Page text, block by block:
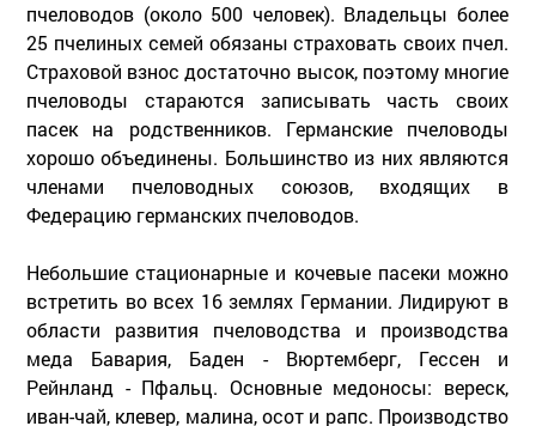
пчеловодов (около 500 человек). Владельцы более
25 пчелиных семей обязаны страховать своих пчел.
Страховой взнос достаточно высок, поэтому многие
пчеловоды стараются записывать часть своих
пасек на родственников. Германские пчеловоды
хорошо объединены. Большинство из них являются
членами пчеловодных союзов, входящих в
Федерацию германских пчеловодов.
Небольшие стационарные и кочевые пасеки можно
встретить во всех 16 землях Германии. Лидируют в
области развития пчеловодства и производства
меда Бавария, Баден - Вюртемберг, Гессен и
Рейнланд - Пфальц. Основные медоносы: вереск,
иван-чай, клевер, малина, осот и рапс. Производство